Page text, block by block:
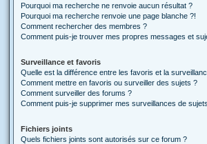
Pourquoi ma recherche ne renvoie aucun résultat ?
Pourquoi ma recherche renvoie une page blanche ?!
Comment rechercher des membres ?
Comment puis-je trouver mes propres messages et
Surveillance et favoris
Quelle est la différence entre les favoris et la
Comment mettre en favoris ou surveiller des sujets ?
Comment surveiller des forums ?
Comment puis-je supprimer mes surveillances de
Fichiers joints
Quels fichiers joints sont autorisés sur ce forum ?